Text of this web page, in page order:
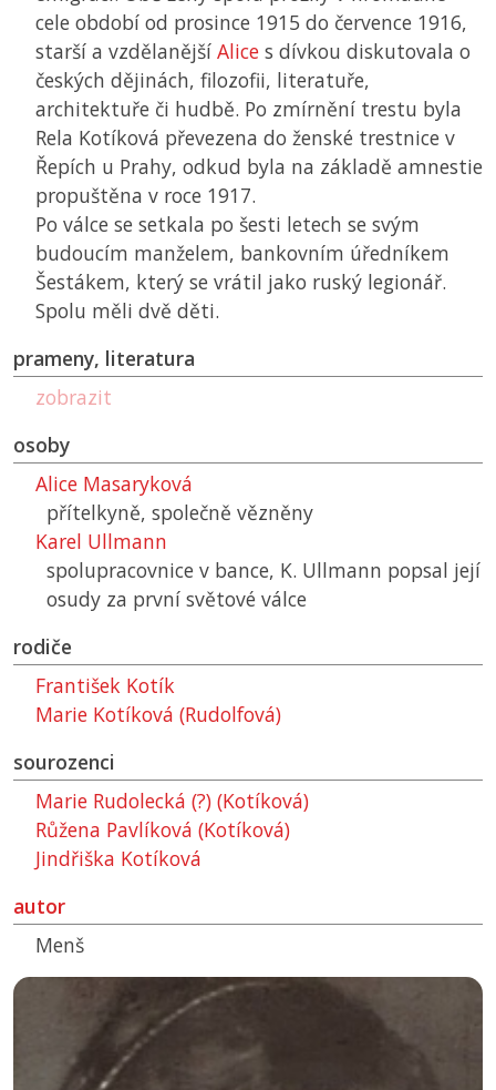
cele období od prosince 1915 do července 1916,
starší a vzdělanější Alice s dívkou diskutovala o
českých dějinách, filozofii, literatuře,
architektuře či hudbě. Po zmírnění trestu byla
Rela Kotíková převezena do ženské trestnice v
Řepích u Prahy, odkud byla na základě amnestie
propuštěna v roce 1917.
Po válce se setkala po šesti letech se svým
budoucím manželem, bankovním úředníkem
Šestákem, který se vrátil jako ruský legionář.
Spolu měli dvě děti.
prameny, literatura
zobrazit
osoby
Alice Masaryková
přítelkyně, společně vězněny
Karel Ullmann
spolupracovnice v bance, K. Ullmann popsal její
osudy za první světové válce
rodiče
František Kotík
Marie Kotíková (Rudolfová)
sourozenci
Marie Rudolecká (?) (Kotíková)
Růžena Pavlíková (Kotíková)
Jindřiška Kotíková
autor
Menš